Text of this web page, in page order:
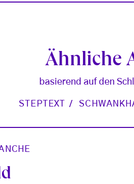
Ähnliche
basierend auf den
STEPTEXT